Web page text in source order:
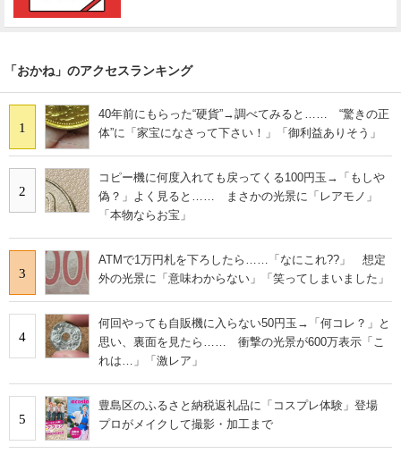
「おかね」のアクセスランキング
1
40年前にもらった“硬貨”→調べてみると…… “驚きの正
体”に「家宝になさって下さい！」「御利益ありそう」
2
コピー機に何度入れても戻ってくる100円玉→「もしや
偽？」よく見ると…… まさかの光景に「レアモノ」
「本物ならお宝」
3
ATMで1万円札を下ろしたら……「なにこれ??」 想定
外の光景に「意味わからない」「笑ってしまいました」
4
何回やっても自販機に入らない50円玉→「何コレ？」と
思い、裏面を見たら…… 衝撃の光景が600万表示「こ
れは…」「激レア」
5
豊島区のふるさと納税返礼品に「コスプレ体験」登場
プロがメイクして撮影・加工まで